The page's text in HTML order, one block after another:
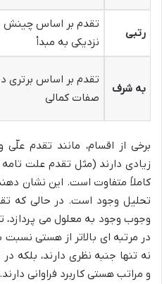
رتبی
تقدم بر اساس چینش
نزدیکی به مبدأ
به شرف
تقدم بر اساس برتری
صفات کمالی
برخی از اقسام، مانند تقدم
زیادی دارند (مثل تقدم علت
کاملاً متفاوت است. این نشان
تحلیل وجود است. در حالی که
وجوب وجود به معلول می
در مرتبه ای بالاتر از هستی
نه تنها جنبه نظری دارند، بلکه
و مراتب هستی کاربرد فراوانی دارند.